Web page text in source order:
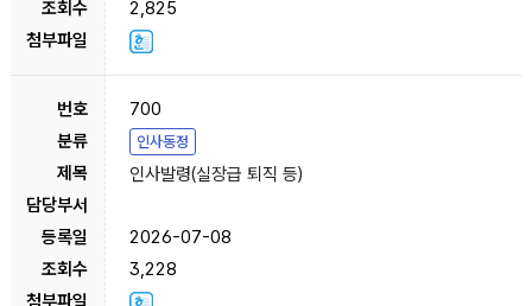
2,825
700
인사동정
인사발령(실장급 퇴직 등)
2026-07-08
3,228